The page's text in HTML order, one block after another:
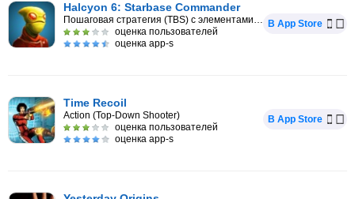
Halcyon 6: Starbase Commander
Пошаговая стратегия (TBS) с элементами RPG
оценка пользователей
оценка app-s
В App Store
Time Recoil
Action (Top-Down Shooter)
оценка пользователей
оценка app-s
В App Store